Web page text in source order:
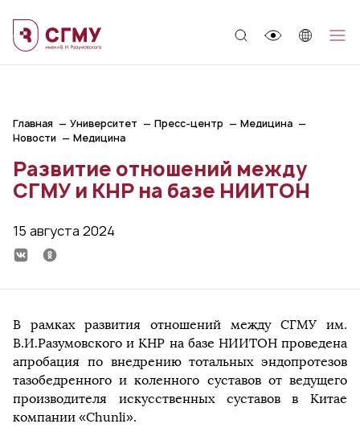
Главная Университет Пресс-центр
Медицина
Новости
Медицина
Развитие отношений между
СГМУ и КНР на базе НИИТОН
15 августа 2024
В рамках развития отношений между СГМУ им.
В.И.Разумовского и КНР на базе НИИТОН проведена
апробация по внедрению тотальных эндопротезов
тазобедренного и коленного суставов от ведущего
производителя искусственных суставов в Китае
компании «Chunli».